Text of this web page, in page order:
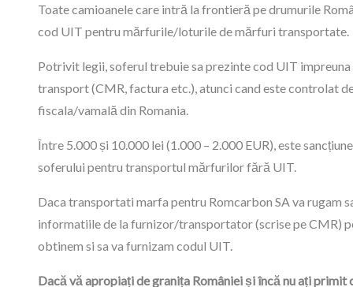
Toate camioanele care intră la frontieră pe drumurile
cod UIT pentru mărfurile/loturile de mărfuri transportate.
Potrivit legii, soferul trebuie sa prezinte cod UIT impreuna
transport (CMR, factura etc.), atunci cand este controlat
fiscala/vamală din Romania.
Între 5.000 și 10.000 lei (1.000 – 2.000 EUR), este
soferului pentru transportul mărfurilor fără UIT.
Daca transportati marfa pentru Romcarbon SA va rugam
informatiile de la furnizor/transportator (scrise pe CMR)
obtinem si sa va furnizam codul UIT.
Dacă vă apropiați de granița României și încă nu ați primit